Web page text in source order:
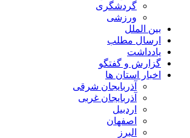
گردشگری
ورزشی
بین الملل
ارسال مطلب
یادداشت
گزارش و گفتگو
اخبار استان ها
آذربایجان شرقی
آذربایجان غربی
اردبیل
اصفهان
البرز